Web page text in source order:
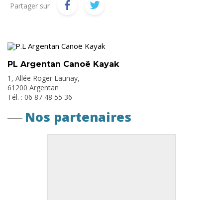
Partager sur
PL Argentan Canoë Kayak
1, Allée Roger Launay,
61200 Argentan
Tél. : 06 87 48 55 36
Nos partenaires